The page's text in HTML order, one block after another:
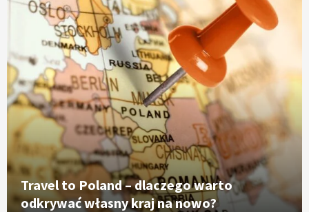
Travel to Poland – dlaczego warto
odkrywać własny kraj na nowo?